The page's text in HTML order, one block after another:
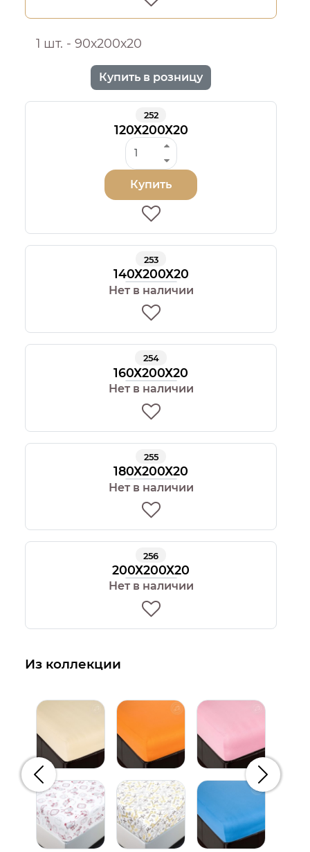
1 шт. - 90х200х20
Купить в розницу
252
120Х200Х20
Купить
253
140Х200Х20
Нет в наличии
254
160Х200Х20
Нет в наличии
255
180Х200Х20
Нет в наличии
256
200Х200Х20
Нет в наличии
Из коллекции
Предыдущий